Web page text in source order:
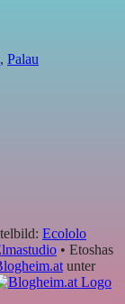
, Palau
Ecololo
• Etoshas
unter